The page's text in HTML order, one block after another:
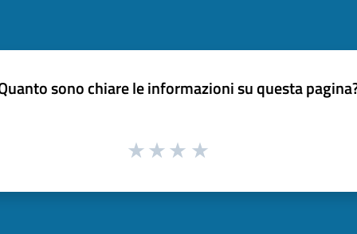
sono chiare le informazioni su questa